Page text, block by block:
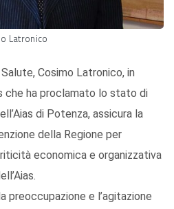
Latronico
Cosimo Latronico, in
che ha proclamato lo stato di
di Potenza, assicura la
della Regione per
economica e organizzativa
preoccupazione e l’agitazione